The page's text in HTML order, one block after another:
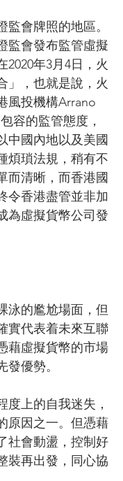
會牌照的地區。
監會發布監管虛擬
年3月4日，火
」，也就是說，火
風投機構Arrano
容的監管態度，
中國內地以及美國
煩瑣法規，稍有不
而清晰，而香港國
令香港盡管並非加
為虛擬貨幣公司發
泳的尷尬場面，但
實代表着未來互聯
藉虛擬貨幣的市場
優勢。
上的自我迷失，
原因之一。但憑藉
社會動盪，控制好
裝再出發，同心協